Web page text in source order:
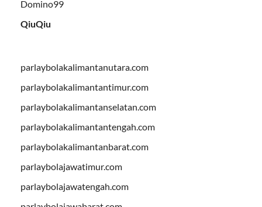
Domino99
QiuQiu
parlaybolakalimantanutara.com
parlaybolakalimantantimur.com
parlaybolakalimantanselatan.com
parlaybolakalimantantengah.com
parlaybolakalimantanbarat.com
parlaybolajawatimur.com
parlaybolajawatengah.com